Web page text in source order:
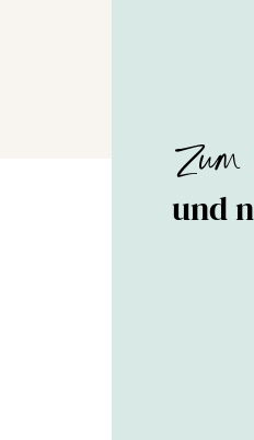
Zum
und